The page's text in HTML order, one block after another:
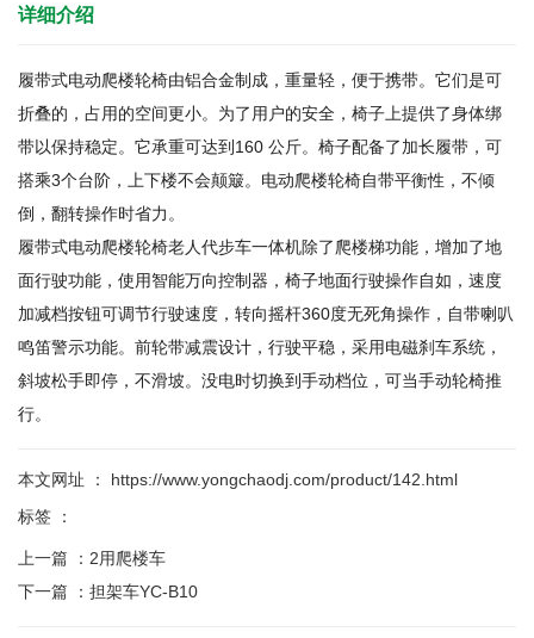
详细介绍
履带式电动爬楼轮椅由铝合金制成，重量轻，便于携带。它们是可
折叠的，占用的空间更小。为了用户的安全，椅子上提供了身体绑
带以保持稳定。它承重可达到160 公斤。椅子配备了加长履带，可
搭乘3个台阶，上下楼不会颠簸。电动爬楼轮椅自带平衡性，不倾
倒，翻转操作时省力。
履带式电动爬楼轮椅老人代步车一体机除了爬楼梯功能，增加了地
面行驶功能，使用智能万向控制器，椅子地面行驶操作自如，速度
加减档按钮可调节行驶速度，转向摇杆360度无死角操作，自带喇叭
鸣笛警示功能。前轮带减震设计，行驶平稳，采用电磁刹车系统，
斜坡松手即停，不滑坡。没电时切换到手动档位，可当手动轮椅推
行。
本文网址 ： https://www.yongchaodj.com/product/142.html
标签 ：
上一篇 ： 2用爬楼车
下一篇 ： 担架车YC-B10